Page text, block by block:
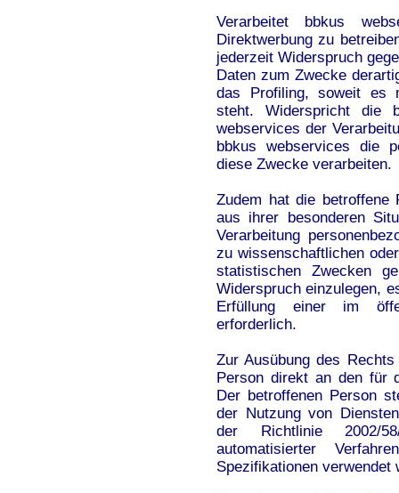
Verarbeitet bbkus
Direktwerbung zu
jederzeit Widerspruch
Daten zum Zwecke
das Profiling, soweit es
steht. Widerspricht die
webservices der
bbkus webservices die
diese Zwecke verarbeiten.
Zudem hat die
aus ihrer besonderen
Verarbeitung
zu wissenschaftlichen
statistischen Zwecken
Widerspruch einzulegen,
Erfüllung einer im
erforderlich.
Zur Ausübung des
Person direkt an den für
Der betroffenen Person
der Nutzung von
der Richtlinie 2002/
automatisierter
Spezifikationen verwendet